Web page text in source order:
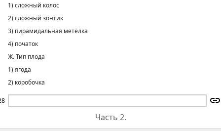
1) сложный колос
2) сложный зонтик
3) пирамидальная метёлка
4) початок
Ж. Тип плода
1) ягода
2) коробочка
Часть 2.